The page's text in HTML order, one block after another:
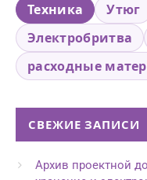
Техника
Утюг
Электробритва
расходные
СВЕЖИЕ ЗАПИСИ
Архив проектной